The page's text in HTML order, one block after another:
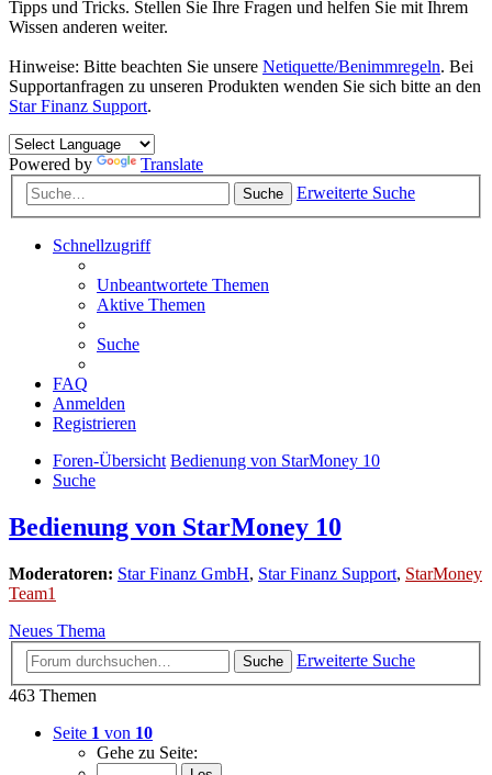
Tipps und Tricks. Stellen Sie Ihre Fragen und helfen Sie mit Ihrem
Wissen anderen weiter.
Hinweise: Bitte beachten Sie unsere Netiquette/Benimmregeln. Bei
Supportanfragen zu unseren Produkten wenden Sie sich bitte an den
Star Finanz Support.
Powered by Translate
Suche Erweiterte Suche
Schnellzugriff
Unbeantwortete Themen
Aktive Themen
Suche
FAQ
Anmelden
Registrieren
Foren-Übersicht Bedienung von StarMoney 10
Suche
Bedienung von StarMoney 10
Moderatoren: Star Finanz GmbH, Star Finanz Support, StarMoney
Team1
Neues Thema
Suche
Erweiterte Suche
463 Themen
Seite 1 von 10
Gehe zu Seite: